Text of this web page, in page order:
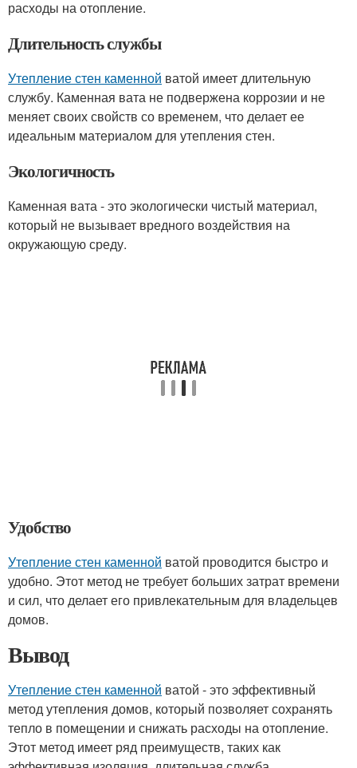
расходы на отопление.
Длительность службы
Утепление стен каменной ватой имеет длительную
службу. Каменная вата не подвержена коррозии и не
меняет своих свойств со временем, что делает ее
идеальным материалом для утепления стен.
Экологичность
Каменная вата - это экологически чистый материал,
который не вызывает вредного воздействия на
окружающую среду.
Удобство
Утепление стен каменной ватой проводится быстро и
удобно. Этот метод не требует больших затрат времени
и сил, что делает его привлекательным для владельцев
домов.
Вывод
Утепление стен каменной ватой - это эффективный
метод утепления домов, который позволяет сохранять
тепло в помещении и снижать расходы на отопление.
Этот метод имеет ряд преимуществ, таких как